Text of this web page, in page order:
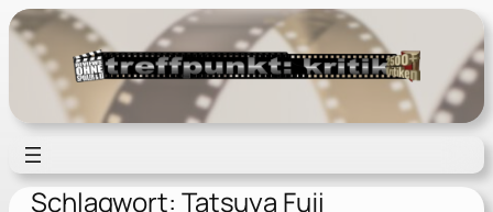
Zum
Inhalt
springen
Schlagwort: Tatsuya Fuji